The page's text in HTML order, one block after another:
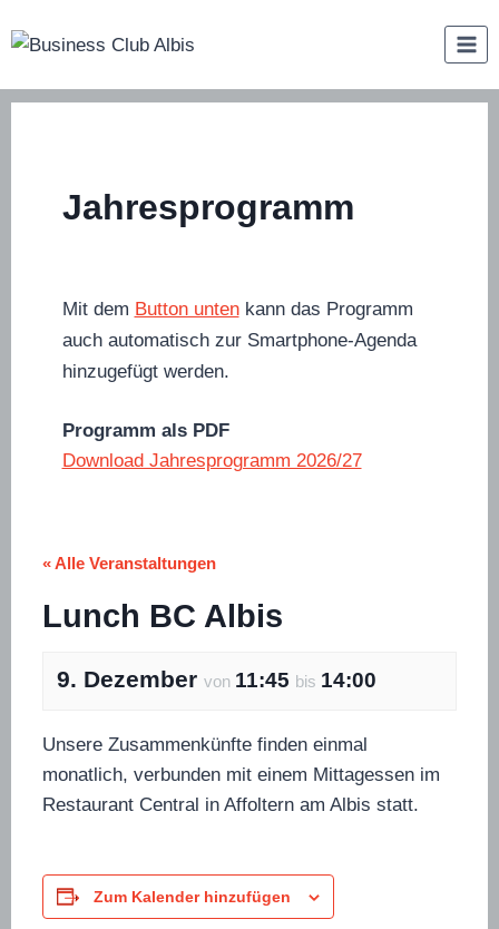
Inhalt
Jahresprogramm
Mit dem Button untenkann das Programm
auch automatisch zur Smartphone-Agenda
hinzugefügt werden.
Programm als PDF
Download Jahresprogramm 2026/27
« Alle Veranstaltungen
Lunch BC Albis
9. Dezember von 11:45 bis 14:00
Unsere Zusammenkünfte finden einmal
monatlich, verbunden mit einem Mittagessen im
Restaurant Central in Affoltern am Albis statt.
Zum Kalender hinzufügen